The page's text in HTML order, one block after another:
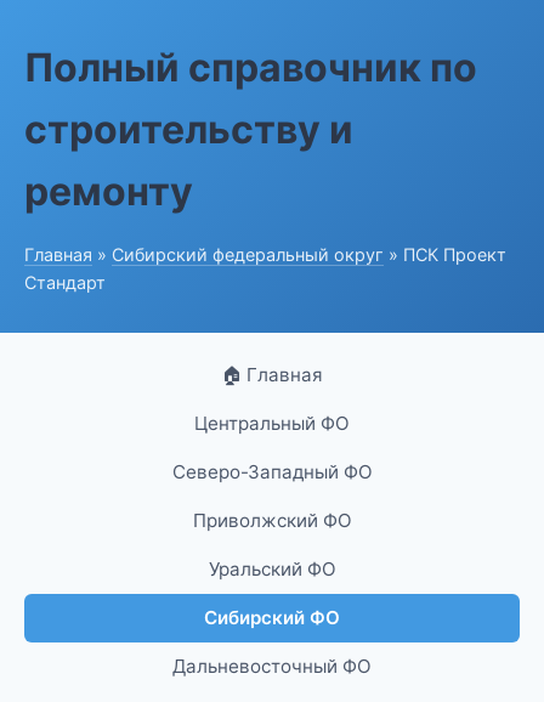
Полный справочник по
строительству и
ремонту
Главная » Сибирский федеральный округ » ПСК Проект
Стандарт
🏠 Главная
Центральный ФО
Северо-Западный ФО
Приволжский ФО
Уральский ФО
Сибирский ФО
Дальневосточный ФО